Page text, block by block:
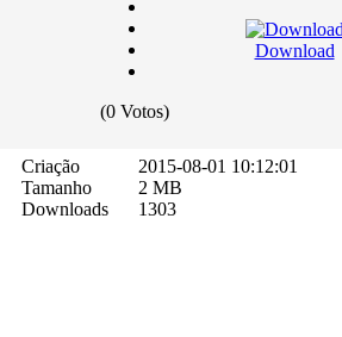
(0 Votos)
Download
Criação
Tamanho
Downloads
2015-08-01 10:12:01
2 MB
1303